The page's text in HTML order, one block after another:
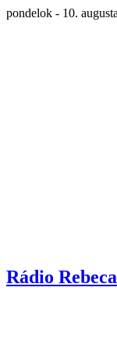
pondelok - 10.
Rádio Rebeca